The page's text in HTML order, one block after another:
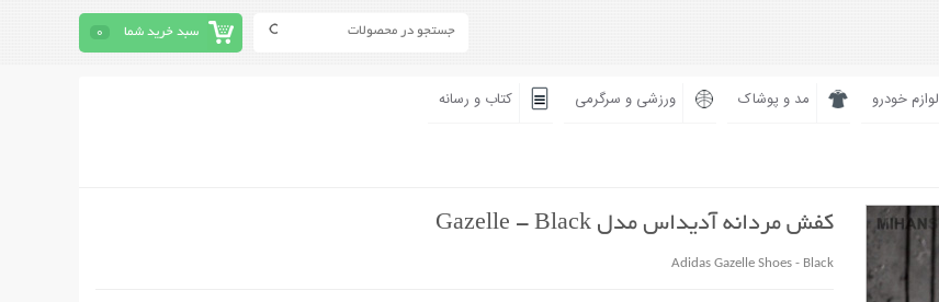
سبد خرید شما 0
لوازم خودرو مد و پوشاک ورزشی و سرگرمی کتاب و رسانه
کفش مردانه آدیداس مدل Gazelle - Black
Adidas Gazelle Shoes - Black